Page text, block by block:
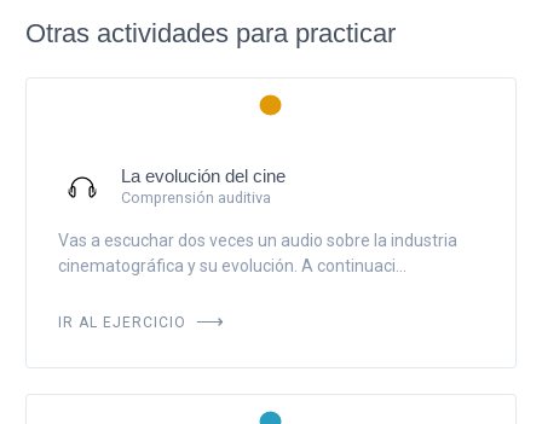
Otras actividades para practicar
La evolución del cine
Comprensión auditiva
Vas a escuchar dos veces un audio sobre la industria
cinematográfica y su evolución. A continuaci...
IR AL EJERCICIO